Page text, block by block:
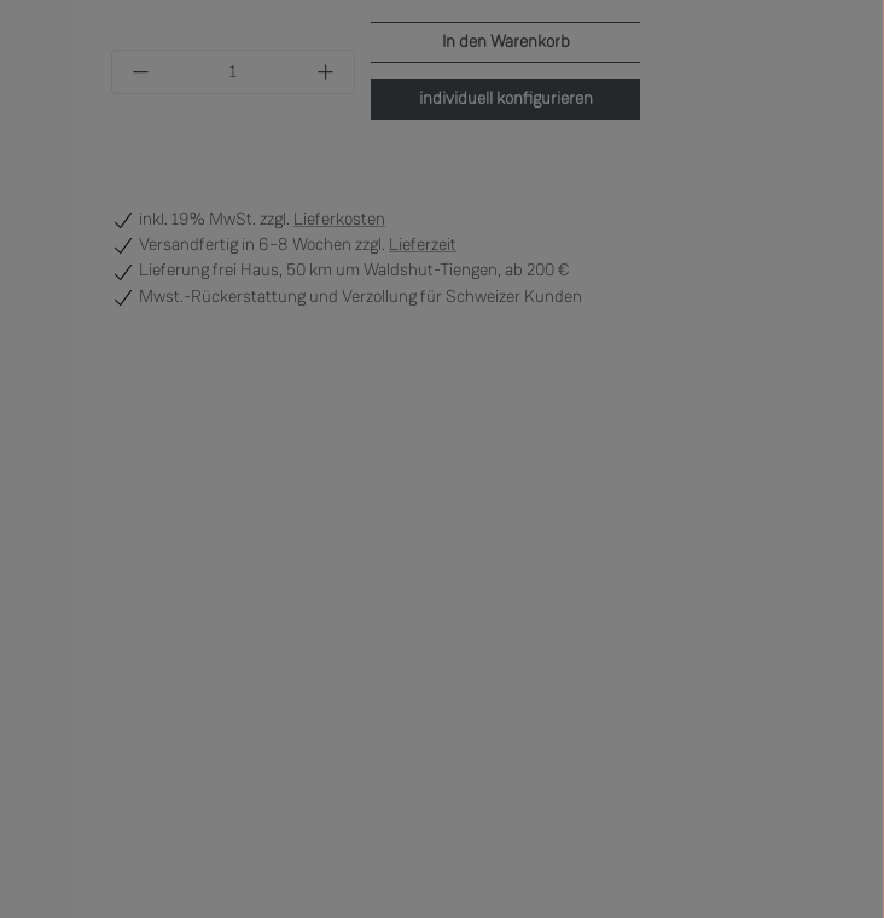
Produkt Anzahl: Gib den gewünschten Wert ein oder
In den Warenkorb
individuell konfigurieren
inkl. 19% MwSt. zzgl. Lieferkosten
Versandfertig in 6–8 Wochen zzgl. Lieferzeit
Lieferung frei Haus, 50 km um Waldshut-Tiengen, ab 200 €
Mwst.-Rückerstattung und Verzollung für Schweizer Kunden